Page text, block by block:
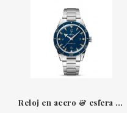
Reloj en acero & esfera azul Seamaster 300 m Omega